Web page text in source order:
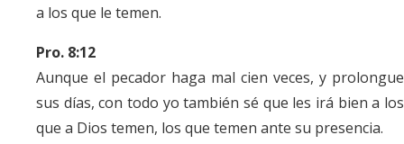
a los que le temen.
Pro. 8:12
Aunque el pecador haga mal cien veces, y prolongue
sus días, con todo yo también sé que les irá bien a los
que a Dios temen, los que temen ante su presencia.